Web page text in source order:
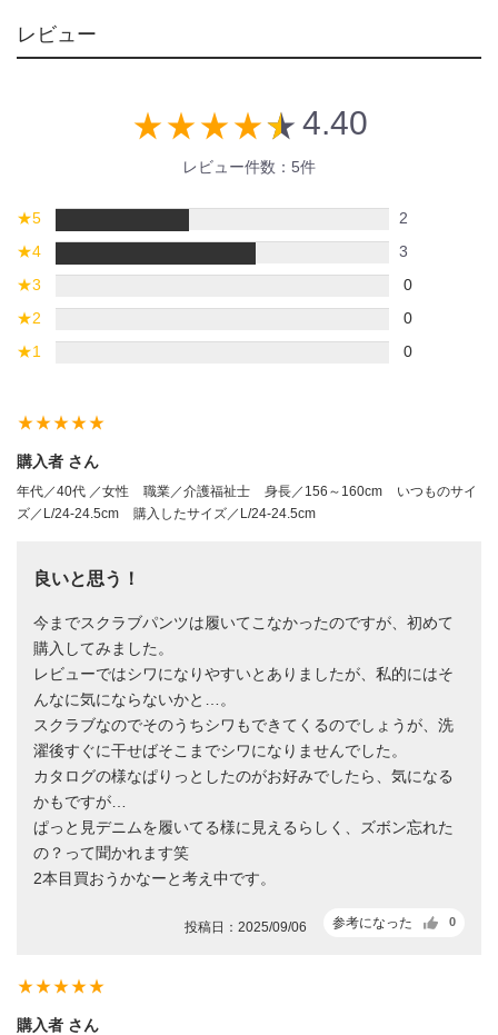
レビュー
star_rate star_rate star_rate star_ratestar_rate 4.40
レビュー件数：5件
★5
2
★4
3
★3
0
★2
0
★1 0
star_ratestar_ratestar_ratestar_ratestar_rate
購入者 さん
年代／40代 ／女性 職業／介護福祉士 身長／156～160cm
いつものサイ
ズ／L/24-24.5cm
購入したサイズ／L/24-24.5cm
良いと思う！
今までスクラブパンツは履いてこなかったのですが、初めて
購入してみました。
レビューではシワになりやすいとありましたが、私的にはそ
んなに気にならないかと…。
スクラブなのでそのうちシワもできてくるのでしょうが、洗
濯後すぐに干せばそこまでシワになりませんでした。
カタログの様なぱりっとしたのがお好みでしたら、気になる
かもですが…
ぱっと見デニムを履いてる様に見えるらしく、ズボン忘れた
の？って聞かれます笑
2本目買おうかなーと考え中です。
参考になった 0
投稿日：2025/09/06
star_ratestar_ratestar_ratestar_ratestar_rate
購入者 さん